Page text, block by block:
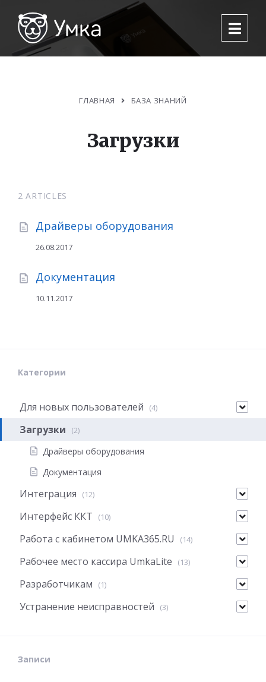
ГЛАВНАЯ БАЗА ЗНАНИЙ
Загрузки
2 ARTICLES
Драйверы оборудования
26.08.2017
Документация
10.11.2017
Категории
Для новых пользователей (4)
Загрузки (2)
Драйверы оборудования
Документация
Интеграция (12)
Интерфейс ККТ (10)
Работа с кабинетом UMKA365.RU (14)
Рабочее место кассира UmkaLite (13)
Разработчикам (1)
Устранение неисправностей (3)
Записи